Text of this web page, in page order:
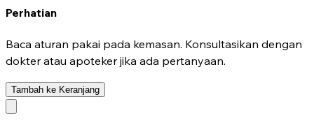
Perhatian
Baca aturan pakai pada kemasan. Konsultasikan dengan
dokter atau apoteker jika ada pertanyaan.
Tambah ke Keranjang